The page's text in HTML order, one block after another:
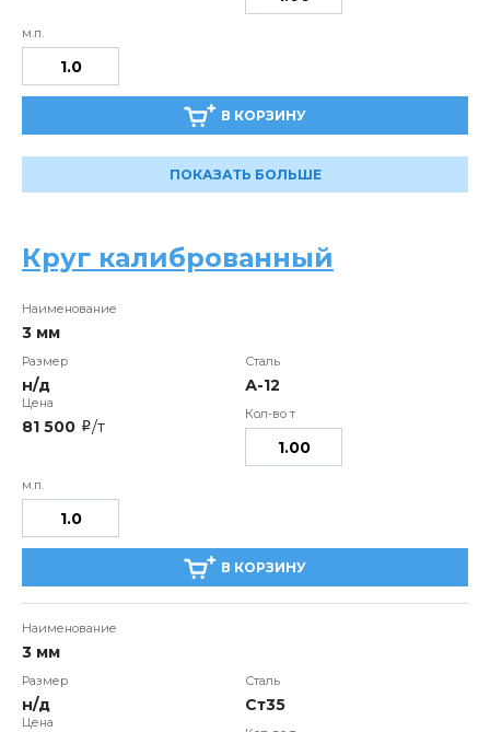
В КОРЗИНУ
ПОКАЗАТЬ БОЛЬШЕ
Круг калиброванный
3 мм
н/д А-12
81 500 i/т
В КОРЗИНУ
3 мм
н/д Ст35